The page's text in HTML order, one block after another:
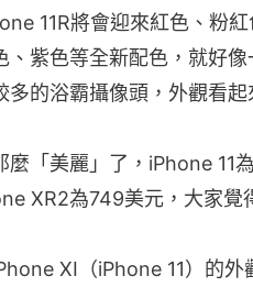
11R將會迎來紅色、粉
、紫色等全新配色，就好
的浴霸攝像頭，外觀看起
麼「美麗」了，iPhone 11
XR2為749美元，大家覺
XI（iPhone 11）的